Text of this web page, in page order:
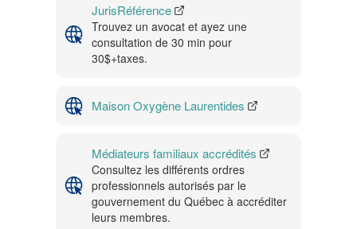
JurisRéférence
Trouvez un avocat et ayez une
consultation de 30 min pour
30$+taxes.
Maison Oxygène Laurentides
Médiateurs familiaux accrédités
Consultez les différents ordres
professionnels autorisés par le
gouvernement du Québec à accréditer
leurs membres.